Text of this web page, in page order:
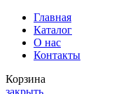
Главная
Каталог
О нас
Контакты
Корзина
закрыть